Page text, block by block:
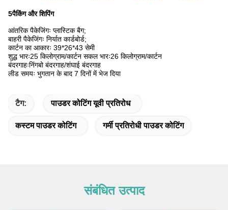
5पैकिंग और शिपिंग
आंतरिक पैकेजिंगः प्लास्टिक बैग;
बाहरी पैकेजिंगः निर्यात कार्डबोर्ड;
कार्टन का आकारः 39*26*43 सेमी
शुद्ध भारः25 किलोग्राम/कार्टन सकल भारः26 किलोग्राम/कार्टन
बंदरगाहःनिंगबो बंदरगाह/शंघाई बंदरगाह
लीड समयः भुगतान के बाद 7 दिनों में भेज दिया
टैग: पाउडर कोटिंग यूवी प्रतिरोध
कस्टम पाउडर कोटिंग गर्मी प्रतिरोधी पाउडर कोटिंग
संबंधित उत्पाद